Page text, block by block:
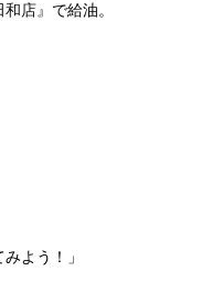
店』 で給油。
よう！」